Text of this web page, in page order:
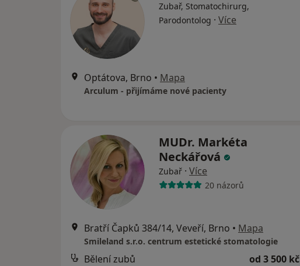
Zubař, Stomatochirurg,
Parodontolog · Více
Optátova, Brno • Mapa
Arculum - přijímáme nové pacienty
MUDr. Markéta
Neckářová
Zubař · Více
20 názorů
Bratří Čapků 384/14, Veveří, Brno • Mapa
Smileland s.r.o. centrum estetické stomatologie
Bělení zubů od 3 500 kč